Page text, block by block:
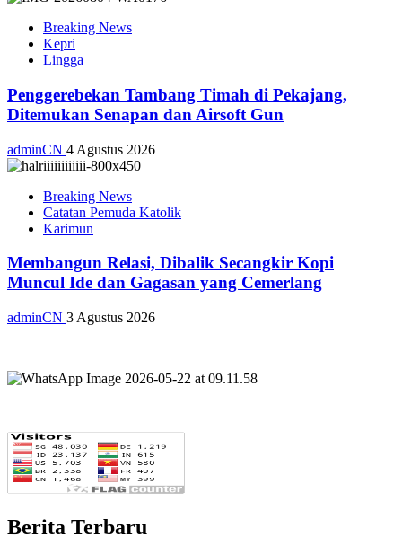
Breaking News
Kepri
Lingga
Penggerebekan Tambang Timah di Pekajang,
Ditemukan Senapan dan Airsoft Gun
adminCN 4 Agustus 2026
Breaking News
Catatan Pemuda Katolik
Karimun
Membangun Relasi, Dibalik Secangkir Kopi
Muncul Ide dan Gagasan yang Cemerlang
adminCN 3 Agustus 2026
Berita Terbaru